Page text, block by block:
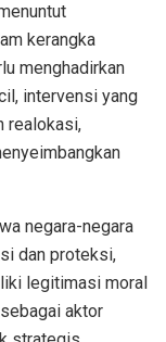
kerangka
menghadirkan
intervensi yang
realokasi,
negara-negara
dan proteksi,
legitimasi moral
aktor